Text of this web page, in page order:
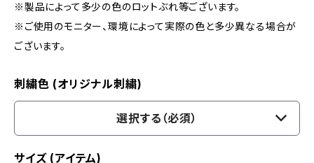
※製品によって多少の色のロットぶれ等ございます。
※ご使用のモニター、環境によって実際の色と多少異なる場合が
ございます。
刺繍色 (オリジナル刺繍)
選択する（必須）
サイズ (アイテム)